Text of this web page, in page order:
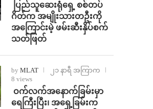
⁩ ⁨ပြည်သူဆေးရုံရှေ့ စစ်တပ်
ဂိတ်က အမျိုးသားတဦးကို
အကြောင်းမဲ့ ဖမ်းဆီးနှိပ်စက်
သတ်ဖြတ်
by MLAT
၂၁ နာရီ အကြာက
8 views
⁩ ⁨ဝက်လက်အနောက်ခြမ်းမှာ
ရေကြီးပြီး၊ အရှေ့ခြမ်းက